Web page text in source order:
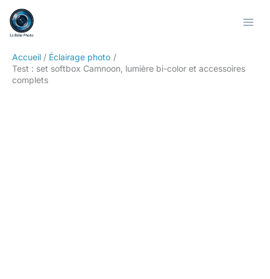
contenu
Accueil
Éclairage photo
Test : set softbox Camnoon, lumière bi-color et accessoires
complets
Rechercher